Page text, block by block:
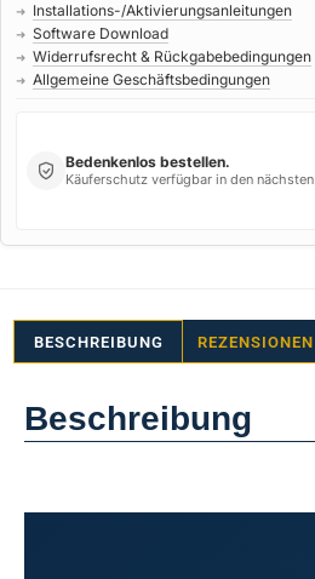
➜ Installations-/Aktivierungsanleitungen
➜ Software Download
➜ Widerrufsrecht & Rückgabebedingungen
➜ Allgemeine Geschäftsbedingungen
Bedenkenlos bestellen.
Käuferschutz verfügbar in den
BESCHREIBUNG
Beschreibung